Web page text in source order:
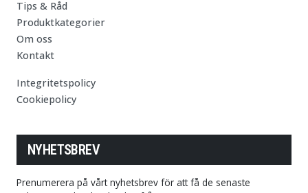
Tips & Råd
Produktkategorier
Om oss
Kontakt
Integritetspolicy
Cookiepolicy
NYHETSBREV
Prenumerera på vårt nyhetsbrev för att få de senaste